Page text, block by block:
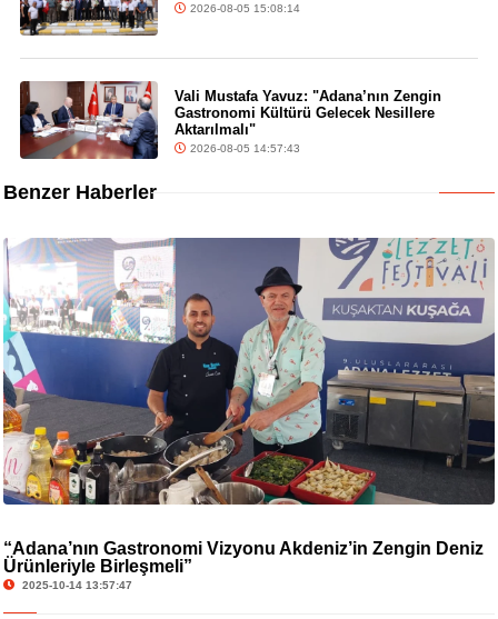
2026-08-05 15:08:14
Vali Mustafa Yavuz: "Adana’nın Zengin
Gastronomi Kültürü Gelecek Nesillere
Aktarılmalı"
2026-08-05 14:57:43
Benzer Haberler
“Adana’nın Gastronomi Vizyonu Akdeniz’in Zengin Deniz
Ürünleriyle Birleşmeli”
2025-10-14 13:57:47